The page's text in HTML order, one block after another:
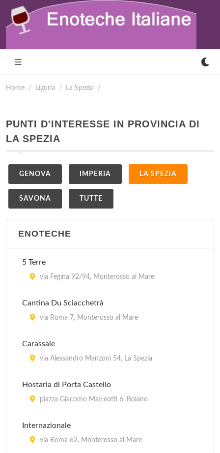
Home Liguria La Spezia
PUNTI D'INTERESSE IN PROVINCIA DI
LA SPEZIA
GENOVA IMPERIA LA SPEZIA
SAVONA TUTTE
ENOTECHE
5 Terre
via Fegina 92/94, Monterosso al Mare
Cantina Du Sciacchetrà
via Roma 7, Monterosso al Mare
Carassale
via Alessandro Manzoni 54, La Spezia
Hostaria di Porta Castello
piazza Giacomo Matteotti 6, Bolano
Internazionale
via Roma 62, Monterosso al Mare